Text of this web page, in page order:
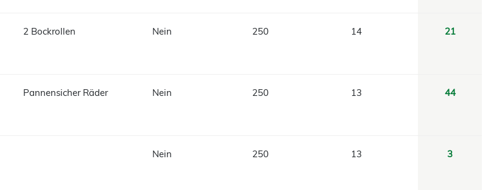
2 Bockrollen Nein 250 14 21
Pannensicher Räder Nein 250 13 44
Nein 250 13 3